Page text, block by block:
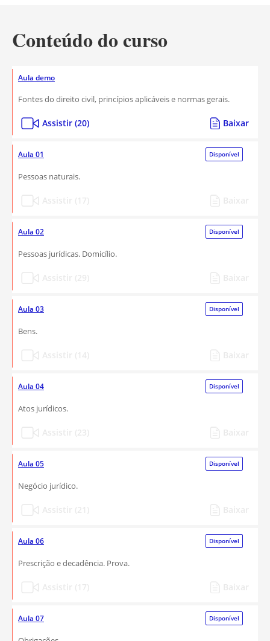
Conteúdo do curso
Aula demo
Fontes do direito civil, princípios aplicáveis e normas gerais.
Assistir (20) Baixar
Aula 01 Disponível
Pessoas naturais.
Aula 02 Disponível
Pessoas jurídicas. Domicílio.
Aula 03 Disponível
Bens.
Aula 04 Disponível
Atos jurídicos.
Aula 05 Disponível
Negócio jurídico.
Aula 06 Disponível
Prescrição e decadência. Prova.
Aula 07 Disponível